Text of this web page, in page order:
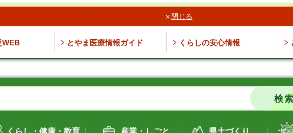
閉じる
WEB とやま医療情報ガイド くらしの安心情報
くらし・健康・教育 産業・しごと 県土づくり